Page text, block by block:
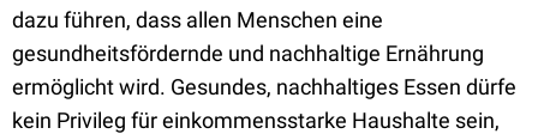
dazu führen, dass allen Menschen eine
gesundheitsfördernde und nachhaltige Ernährung
ermöglicht wird. Gesundes, nachhaltiges Essen dürfe
kein Privileg für einkommensstarke Haushalte sein,